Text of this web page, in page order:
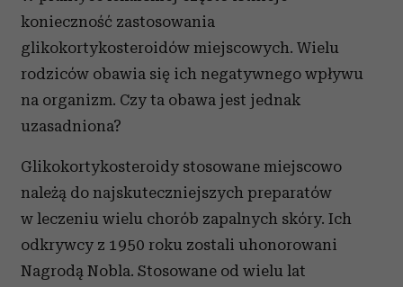
konieczność zastosowania
glikokortykosteroidów miejscowych. Wielu
rodziców obawia się ich negatywnego wpływu
na organizm. Czy ta obawa jest jednak
uzasadniona?
Glikokortykosteroidy stosowane miejscowo
należą do najskuteczniejszych preparatów
w leczeniu wielu chorób zapalnych skóry. Ich
odkrywcy z 1950 roku zostali uhonorowani
Nagrodą Nobla. Stosowane od wielu lat